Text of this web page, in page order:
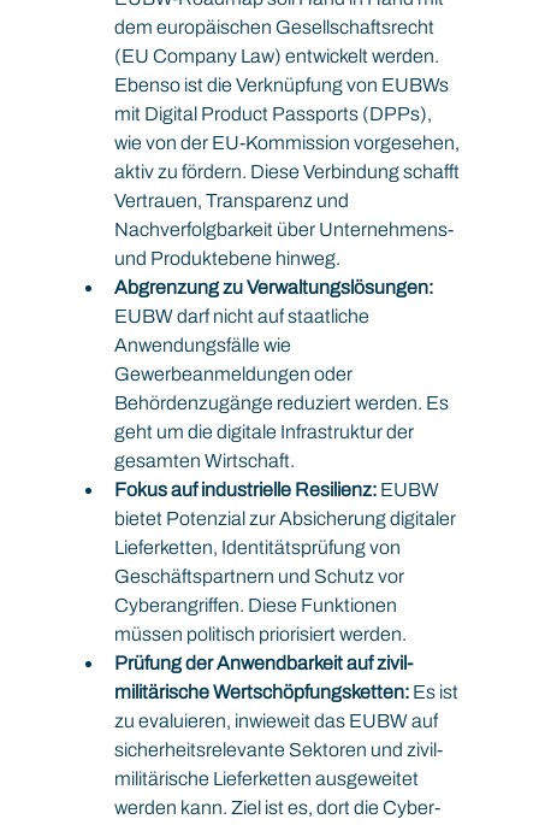
dem europäischen Gesellschaftsrecht
(EU Company Law) entwickelt werden.
Ebenso ist die Verknüpfung von EUBWs
mit Digital Product Passports (DPPs),
wie von der EU-Kommission vorgesehen,
aktiv zu fördern. Diese Verbindung schafft
Vertrauen, Transparenz und
Nachverfolgbarkeit über Unternehmens-
und Produktebene hinweg.
Abgrenzung zu Verwaltungslösungen:
EUBW darf nicht auf staatliche
Anwendungsfälle wie
Gewerbeanmeldungen oder
Behördenzugänge reduziert werden. Es
geht um die digitale Infrastruktur der
gesamten Wirtschaft.
Fokus auf industrielle Resilienz: EUBW
bietet Potenzial zur Absicherung digitaler
Lieferketten, Identitätsprüfung von
Geschäftspartnern und Schutz vor
Cyberangriffen. Diese Funktionen
müssen politisch priorisiert werden.
Prüfung der Anwendbarkeit auf zivil-
militärische Wertschöpfungsketten: Es ist
zu evaluieren, inwieweit das EUBW auf
sicherheitsrelevante Sektoren und zivil-
militärische Lieferketten ausgeweitet
werden kann. Ziel ist es, dort die Cyber-